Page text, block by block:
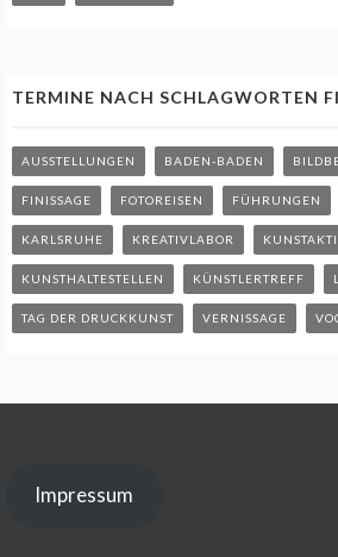
TERMINE NACH SCHLAGWORTEN
AUSSTELLUNGEN BADEN-BADEN
FINISSAGE FOTOREISEN FÜHRUNGEN
KARLSRUHE KREATIVLABOR
KUNSTHALTESTELLEN KÜNSTLERTREFF
TAG DER DRUCKKUNST VERNISSAGE
Impressum